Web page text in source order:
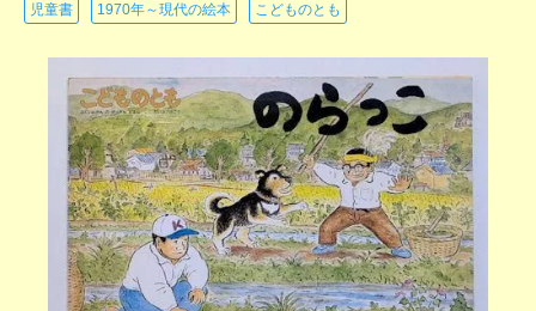
児童書 1970年～現代の絵本 こどものとも